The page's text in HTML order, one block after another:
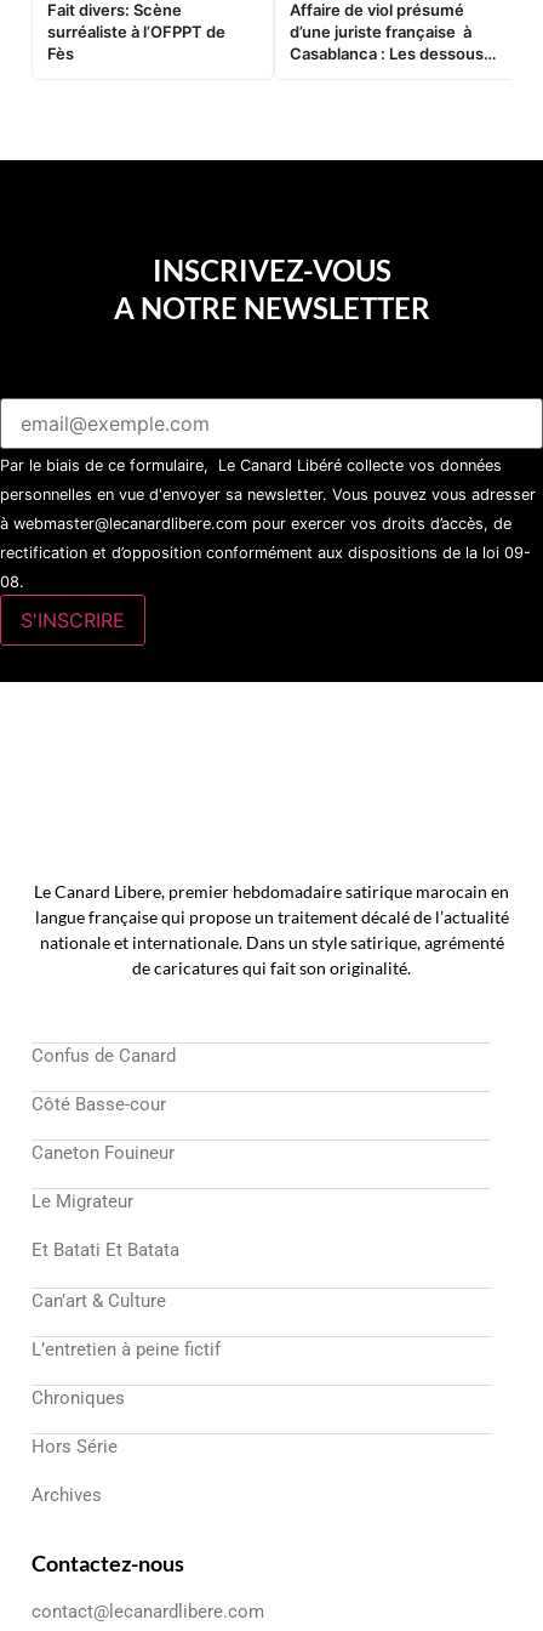
Fait divers: Scène
surréaliste à l’OFPPT de
Fès
Affaire de viol présumé
d’une juriste française à
Casablanca : Les dessous
INSCRIVEZ-VOUS
A NOTRE NEWSLETTER
Par le biais de ce formulaire, Le Canard Libéré collecte vos données
personnelles en vue d'envoyer sa newsletter. Vous pouvez vous adresser
à webmaster@lecanardlibere.com pour exercer vos droits d’accès, de
rectification et d’opposition conformément aux dispositions de la loi 09-
08.
Le Canard Libere, premier hebdomadaire satirique marocain en
langue française qui propose un traitement décalé de l’actualité
nationale et internationale. Dans un style satirique, agrémenté
de caricatures qui fait son originalité.
Confus de Canard
Côté Basse-cour
Caneton Fouineur
Le Migrateur
Et Batati Et Batata
Can’art & Culture
L’entretien à peine fictif
Chroniques
Hors Série
Archives
Contactez-nous
contact@lecanardlibere.com